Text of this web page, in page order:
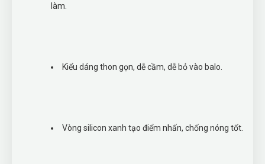
làm.
Kiểu dáng thon gọn, dễ cầm, dễ bỏ vào balo.
Vòng silicon xanh tạo điểm nhấn, chống nóng tốt.